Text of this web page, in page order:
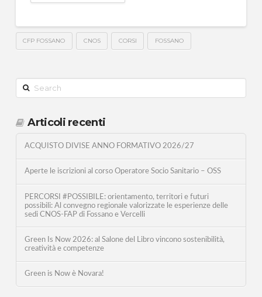
CFP FOSSANO CNOS CORSI FOSSANO
Search
Articoli recenti
ACQUISTO DIVISE ANNO FORMATIVO 2026/27
Aperte le iscrizioni al corso Operatore Socio Sanitario – OSS
PERCORSI #POSSIBILE: orientamento, territori e futuri
possibili: Al convegno regionale valorizzate le esperienze delle
sedi CNOS-FAP di Fossano e Vercelli
Green Is Now 2026: al Salone del Libro vincono sostenibilità,
creatività e competenze
Green is Now è Novara!